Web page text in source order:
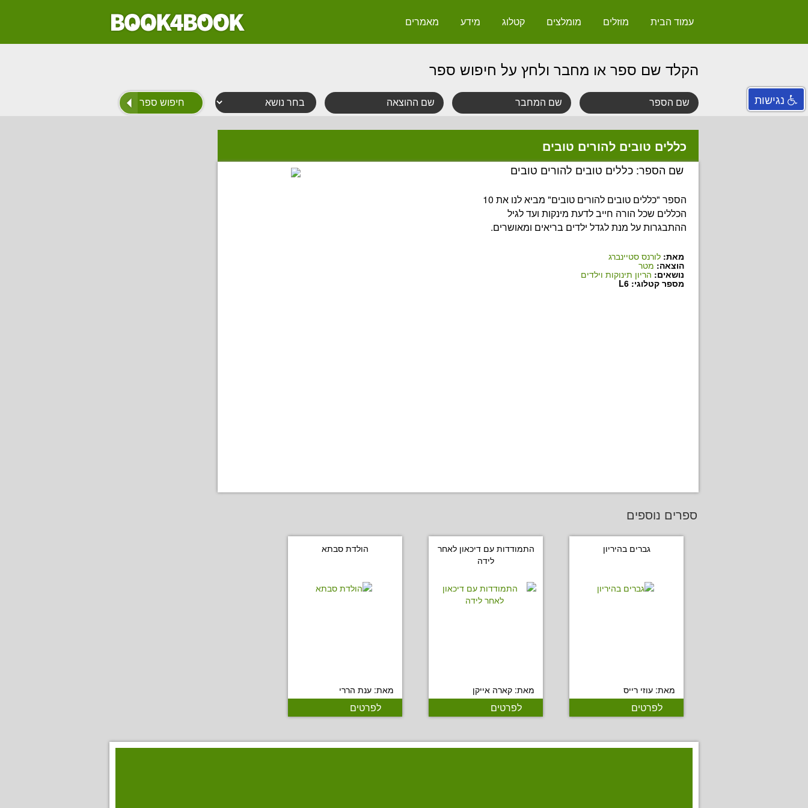
עמוד הבית מוזלים מומלצים קטלוג מידע מאמרים
הקלד שם ספר או מחבר ולחץ על חיפוש ספר
כללים טובים להורים טובים
שם הספר: כללים טובים להורים טובים
הספר "כללים טובים להורים טובים" מביא לנו את 10
הכללים שכל הורה חייב לדעת מינקות ועד לגיל
ההתבגרות על מנת לגדל ילדים בריאים ומאושרים.
מאת: לורנס סטיינברג
הוצאה: מטר
נושאים: הריון תינוקות וילדים
מספר קטלוגי: L6
ספרים נוספים
גברים בהיריון
מאת: עוזי רייס
לפרטים
התמודדות עם דיכאון לאחר
לידה
מאת: קארה אייקן
לפרטים
הולדת סבתא
מאת: ענת הררי
לפרטים
נגישות